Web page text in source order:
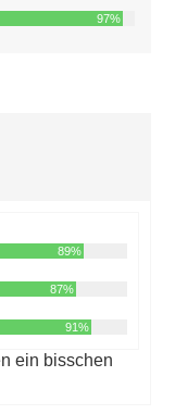
97%
89%
87%
91%
ein bisschen